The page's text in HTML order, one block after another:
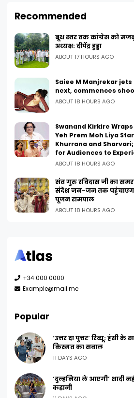
Recommended
बूथ स्तर तक कांग्रेस को
अध्यक्ष: दीपेंद्र हुड्डा
ABOUT 17 HOURS AGO
Saiee M Manjrekar
next, commences
ABOUT 18 HOURS AGO
Swanand Kirkire
Yeh Prem Moh Liya
Khurrana and
for Audiences to
ABOUT 18 HOURS AGO
संत गुरु रविदास जी का
संदेश जन-जन तक
पूजन रामपाल
ABOUT 18 HOURS AGO
+34 000 0000
Example@mail.me
Popular
‘उत्तर दा पुत्तर’ रिव्यू: हंसी
किस्मत का सवाल
11 DAYS AGO
‘दुल्हनिया ले आएगी’ शादी
कहानी